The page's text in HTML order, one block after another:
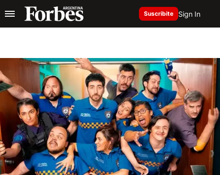
Suscribite Sign In